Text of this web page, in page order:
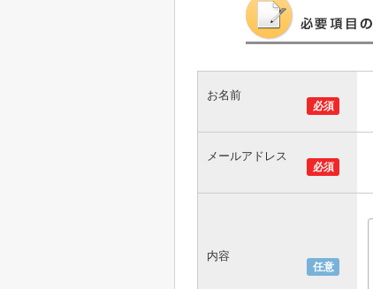
必須
お名前
必須
メールアドレス
任意
内容